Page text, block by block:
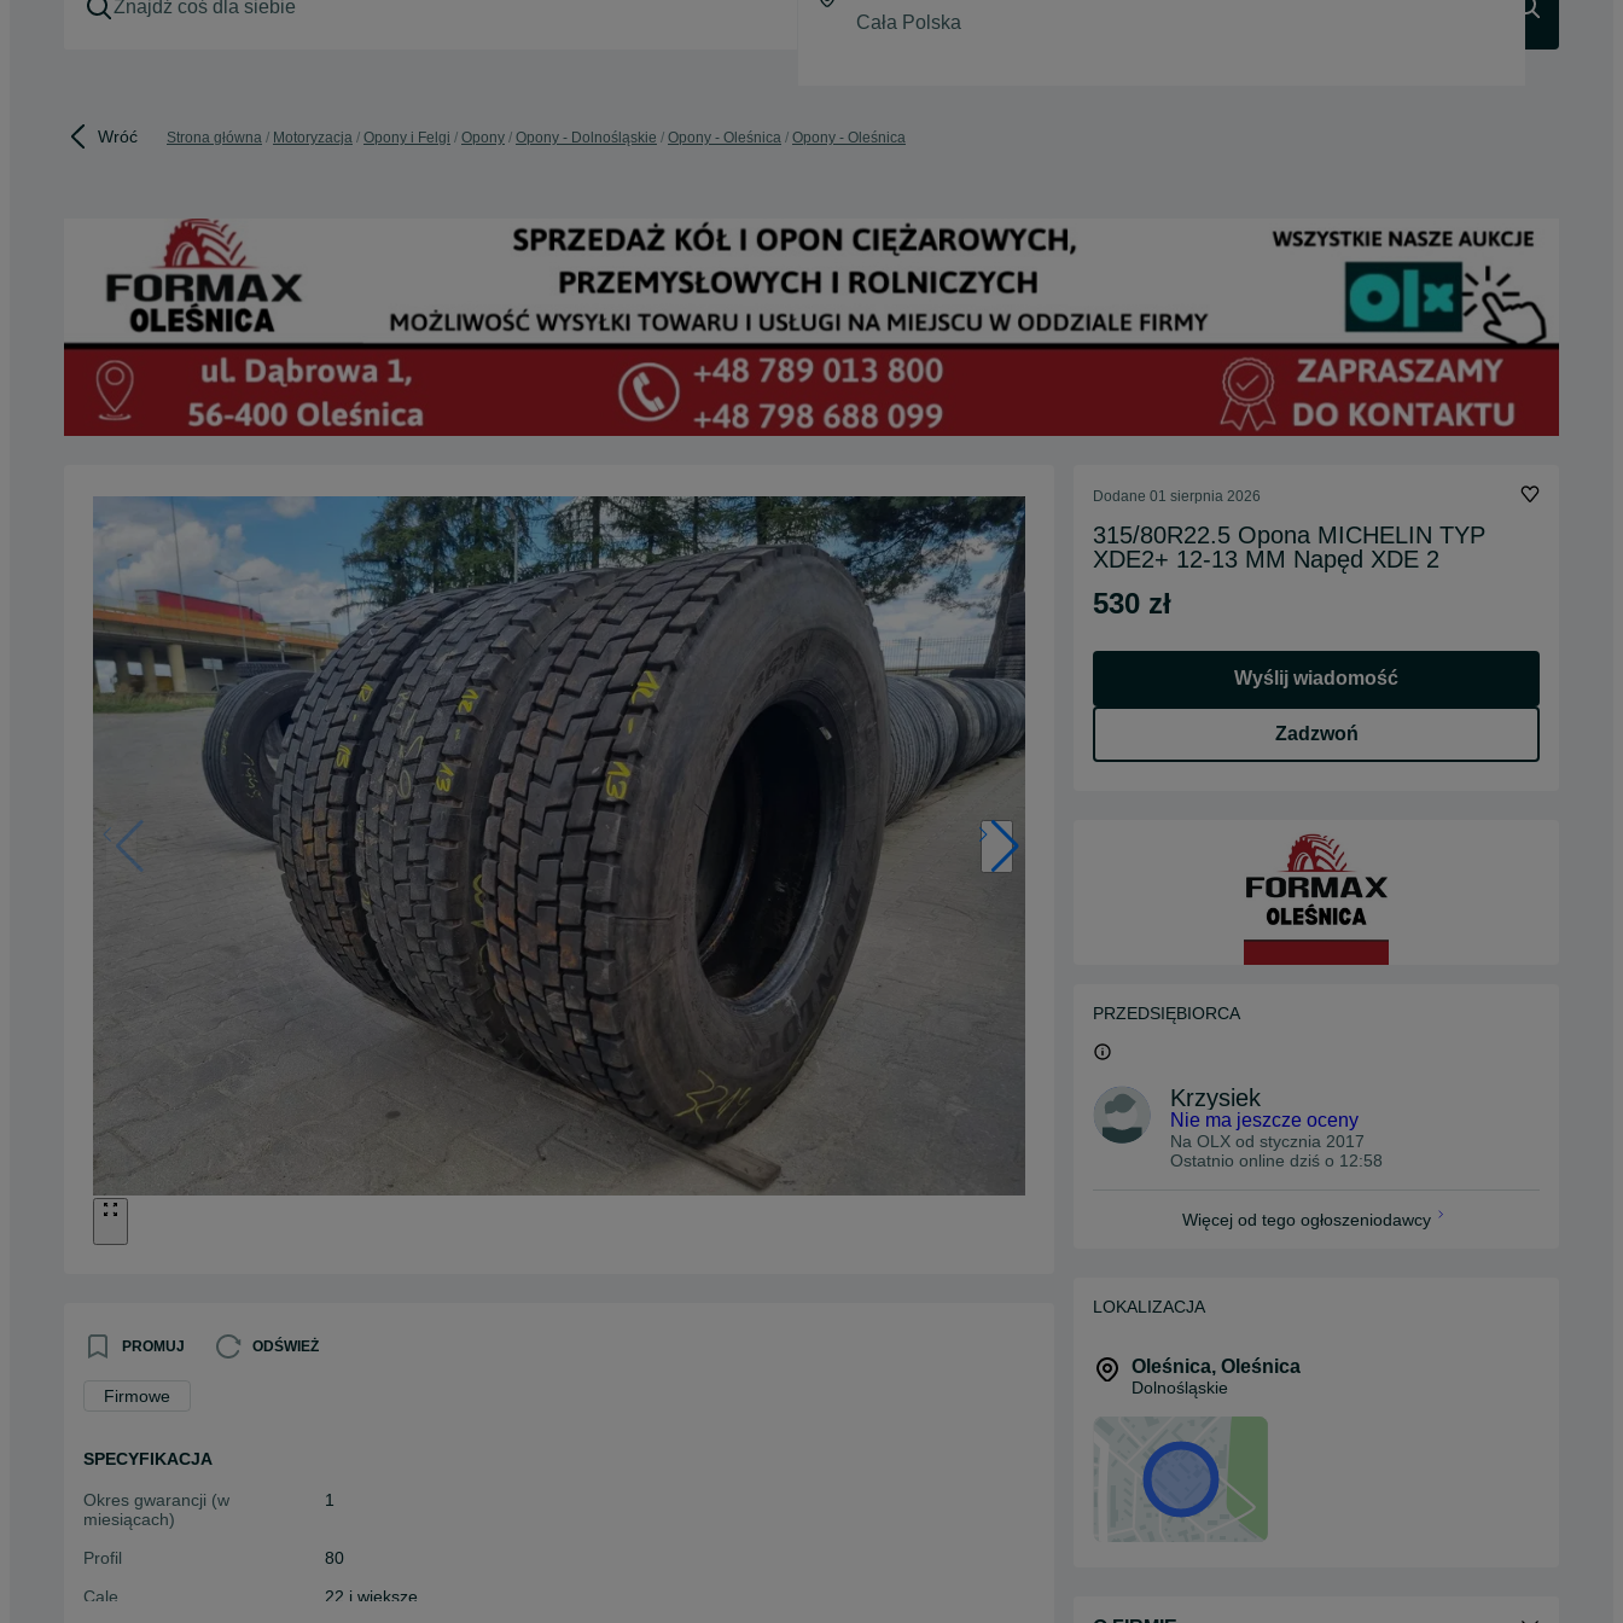
Wróć Strona główna Motoryzacja Opony i Felgi Opony Opony - Dolnośląskie Opony - Oleśnica Opony - Oleśnica
PROMUJ ODŚWIEŻ
Firmowe
SPECYFIKACJA
Okres gwarancji (w
miesiącach)
1
Profil
80
Cale
22 i większe
Dodane 01 sierpnia 2026
315/80R22.5 Opona MICHELIN TYP
XDE2+ 12-13 MM Napęd XDE 2
530 zł
Wyślij wiadomość
Zadzwoń
PRZEDSIĘBIORCA
Krzysiek
Nie ma jeszcze oceny
Na OLX od stycznia 2017
Ostatnio online dziś o 12:58
Więcej od tego ogłoszeniodawcy
LOKALIZACJA
Oleśnica, Oleśnica
Dolnośląskie